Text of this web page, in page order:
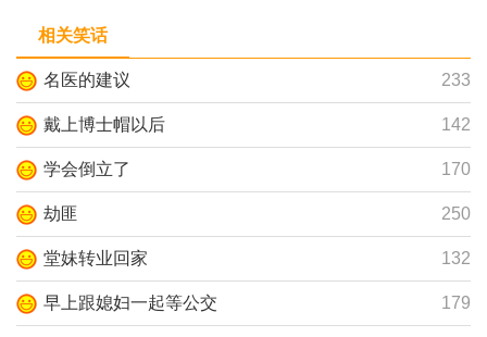
相关笑话
名医的建议 233
戴上博士帽以后 142
学会倒立了 170
劫匪 250
堂妹转业回家 132
早上跟媳妇一起等公交 179